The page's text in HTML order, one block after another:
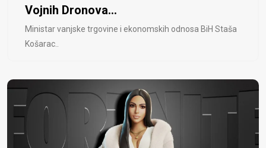
Vojnih Dronova...
Ministar vanjske trgovine i ekonomskih odnosa BiH Staša
Košarac..